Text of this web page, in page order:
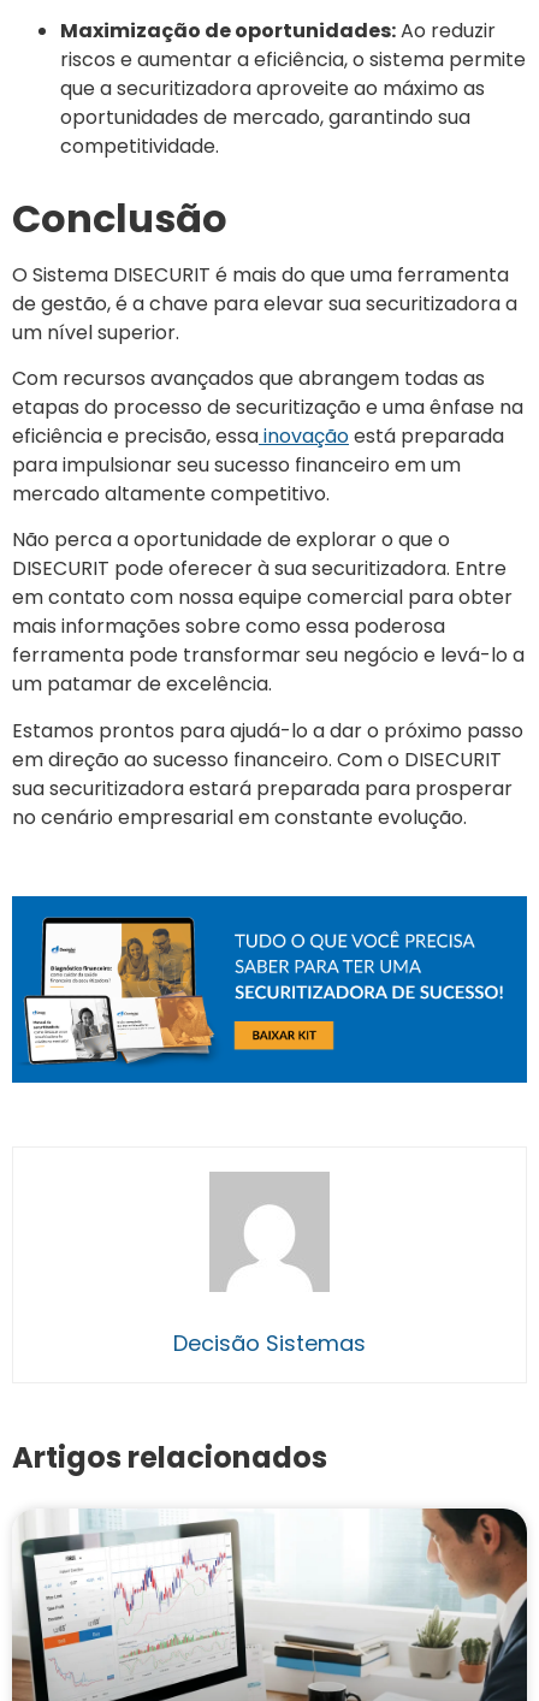
Maximização de oportunidades:Ao reduzir
riscos e aumentar a eficiência, o sistema permite
que a securitizadora aproveite ao máximo as
oportunidades de mercado, garantindo sua
competitividade.
Conclusão
O Sistema DISECURIT é mais do que uma ferramenta
de gestão, é a chave para elevar sua securitizadora a
um nível superior.
Com recursos avançados que abrangem todas as
etapas do processo de securitização e uma ênfase na
eficiência e precisão, essainovaçãoestá preparada
para impulsionar seu sucesso financeiro em um
mercado altamente competitivo.
Não perca a oportunidade de explorar o que o
DISECURIT pode oferecer à sua securitizadora. Entre
em contato com nossa equipe comercial para obter
mais informações sobre como essa poderosa
ferramenta pode transformar seu negócio e levá-lo a
um patamar de excelência.
Estamos prontos para ajudá-lo a dar o próximo passo
em direção ao sucesso financeiro. Com o DISECURIT
sua securitizadora estará preparada para prosperar
no cenário empresarial em constante evolução.
Decisão Sistemas
Artigos relacionados